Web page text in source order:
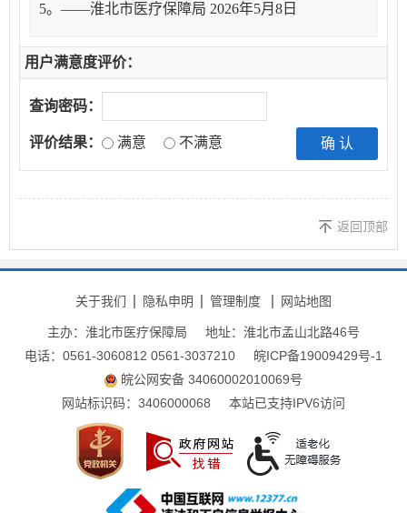
5。 ——淮北市医疗保障局 2026年5月 8 日
用户满意度评价：
查询密码：
评价结果： 满意 不满意
返回顶部
关于我们 隐私申明 管理制度 网站地图
主办：淮北市医疗保障局
地址：淮北市孟山北路46号
电话：0561-3060812 0561-3037210
皖ICP备19009429号-1
皖公网安备 34060002010069号
网站标识码：3406000068
本站已支持IPV6访问